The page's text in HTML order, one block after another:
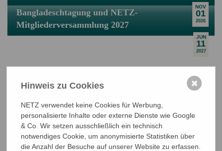
NOV
01
2026
JUN
11
2027
Bangladeschtagung und NETZ-
Mitgliederversammlung 2027
NETZ Partnerschaft für Entwicklung und Gerechtigkeit e.V.
Marktlaubenstraße 9
35390 Gießen
Hinweis zu Cookies
NETZ verwendet keine Cookies für Werbung,
personalisierte Inhalte oder externe Dienste wie Google
& Co. Wir setzen ausschließlich ein technisch
notwendiges Cookie, um anonymisierte Statistiken über
die Anzahl der Besuche auf unserer Website zu erfassen.
✖